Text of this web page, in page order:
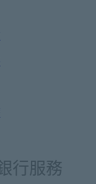
行服務